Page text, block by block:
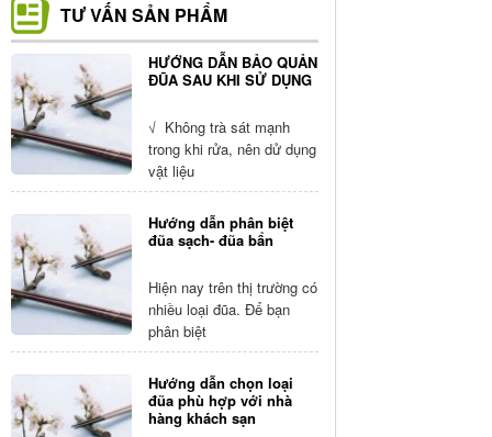
TƯ VẤN SẢN PHẨM
HƯỚNG DẪN BẢO QUẢN
ĐŨA SAU KHI SỬ DỤNG
√ Không trà sát mạnh
trong khi rửa, nên dử dụng
vật liệu
Hướng dẫn phân biệt
đũa sạch- đũa bẩn
Hiện nay trên thị trường có
nhiều loại đũa. Để bạn
phân biệt
Hướng dẫn chọn loại
đũa phù hợp với nhà
hàng khách sạn